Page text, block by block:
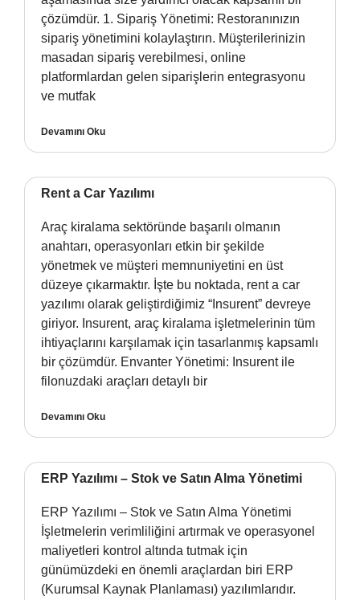
çözümdür. 1. Sipariş Yönetimi: Restoranınızın
sipariş yönetimini kolaylaştırın. Müşterilerinizin
masadan sipariş verebilmesi, online
platformlardan gelen siparişlerin entegrasyonu
ve mutfak
Devamını Oku
Rent a Car Yazılımı
Araç kiralama sektöründe başarılı olmanın
anahtarı, operasyonları etkin bir şekilde
yönetmek ve müşteri memnuniyetini en üst
düzeye çıkarmaktır. İşte bu noktada, rent a car
yazılımı olarak geliştirdiğimiz “Insurent” devreye
giriyor. Insurent, araç kiralama işletmelerinin tüm
ihtiyaçlarını karşılamak için tasarlanmış kapsamlı
bir çözümdür. Envanter Yönetimi: Insurent ile
filonuzdaki araçları detaylı bir
Devamını Oku
ERP Yazılımı – Stok ve Satın Alma Yönetimi
ERP Yazılımı – Stok ve Satın Alma Yönetimi
İşletmelerin verimliliğini artırmak ve operasyonel
maliyetleri kontrol altında tutmak için
günümüzdeki en önemli araçlardan biri ERP
(Kurumsal Kaynak Planlaması) yazılımlarıdır.